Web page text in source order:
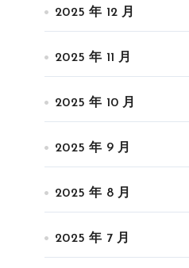
2025 年 12 月
2025 年 11 月
2025 年 10 月
2025 年 9 月
2025 年 8 月
2025 年 7 月